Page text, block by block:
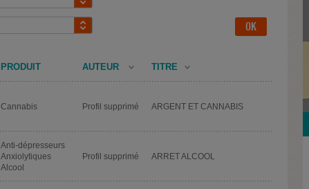
PRODUIT AUTEUR TITRE
Cannabis Profil supprimé ARGENT ET CANNABIS
Anti-dépresseurs
Anxiolytiques
Alcool
Profil supprimé ARRET ALCOOL